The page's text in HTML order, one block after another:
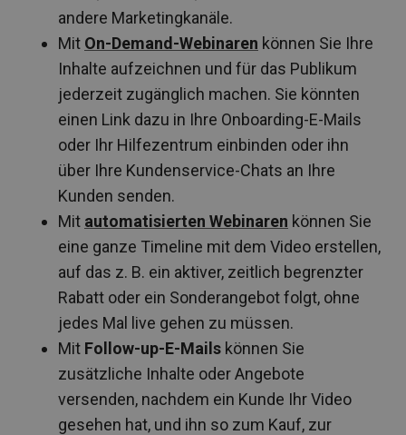
andere Marketingkanäle.
Mit On-Demand-Webinaren können Sie Ihre
Inhalte aufzeichnen und für das Publikum
jederzeit zugänglich machen. Sie könnten
einen Link dazu in Ihre Onboarding-E-Mails
oder Ihr Hilfezentrum einbinden oder ihn
über Ihre Kundenservice-Chats an Ihre
Kunden senden.
Mit automatisierten Webinaren können Sie
eine ganze Timeline mit dem Video erstellen,
auf das z. B. ein aktiver, zeitlich begrenzter
Rabatt oder ein Sonderangebot folgt, ohne
jedes Mal live gehen zu müssen.
Mit Follow-up-E-Mails können Sie
zusätzliche Inhalte oder Angebote
versenden, nachdem ein Kunde Ihr Video
gesehen hat, und ihn so zum Kauf, zur